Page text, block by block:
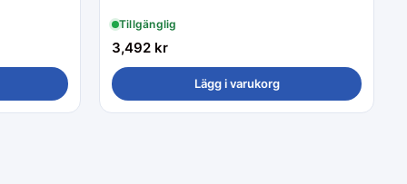
Tillgänglig
3,492 kr
Lägg i varukorg